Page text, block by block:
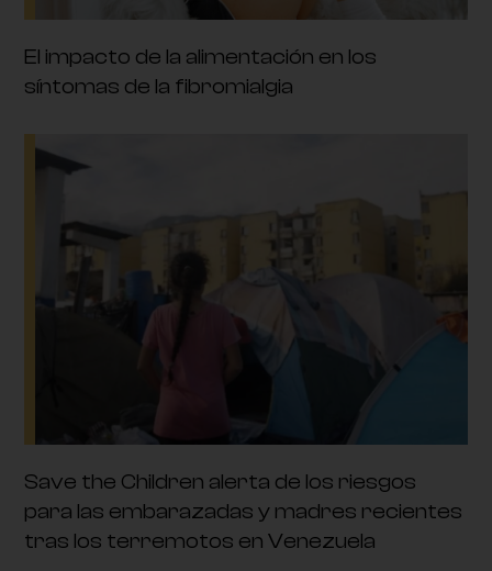
El impacto de la alimentación en los
síntomas de la fibromialgia
Save the Children alerta de los riesgos
para las embarazadas y madres recientes
tras los terremotos en Venezuela